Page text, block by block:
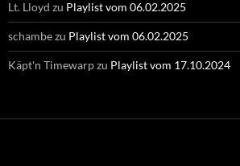
Lt. Lloyd zu Playlist vom 06.02.2025
schambezu Playlist vom 06.02.2025
Käpt'n Timewarpzu Playlist vom 17.10.2024